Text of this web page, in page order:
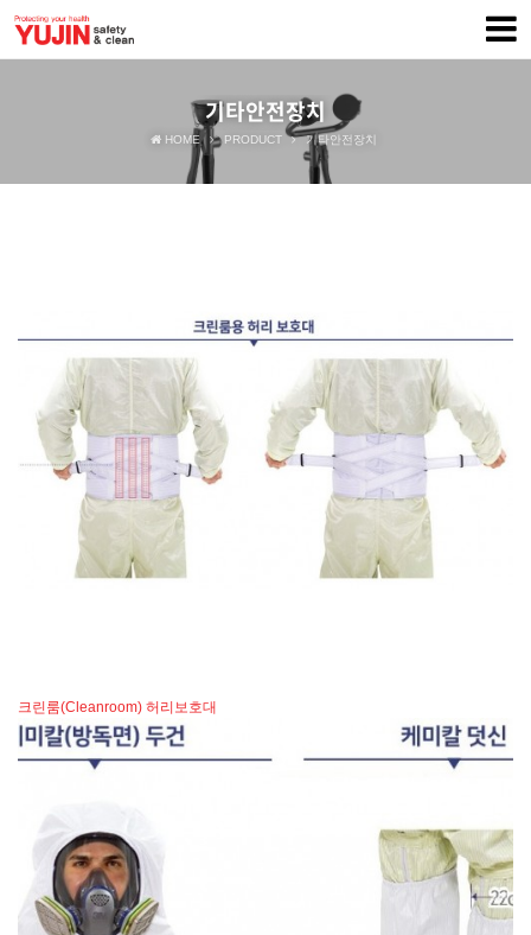
기타안전장치
HOME PRODUCT 기타안전장치
크린룸(Cleanroom) 허리보호대